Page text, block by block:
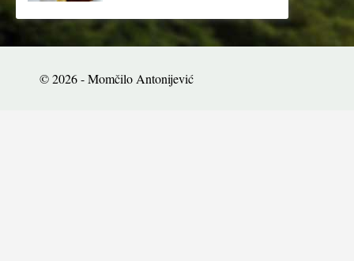
© 2026 - Momčilo Antonijević